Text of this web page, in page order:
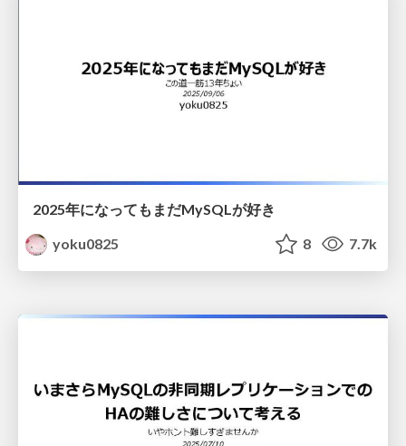
2025年になってもまだMySQLが好き
yoku0825
8 7.7k